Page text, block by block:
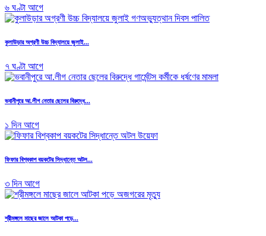
৬ ঘণ্টা আগে
কুলাউড়ার অগ্রণী উচ্চ বিদ্যালয়ে জুলাই...
৭ ঘণ্টা আগে
ভবানীপুরে আ.লীগ নেতার ছেলের বিরুদ্ধে...
১ দিন আগে
ফিফার বিশ্বকাপ বয়কটের সিদ্ধান্তে অটল...
৩ দিন আগে
শ্রীমঙ্গলে মাছের জালে আটকা পড়ে...